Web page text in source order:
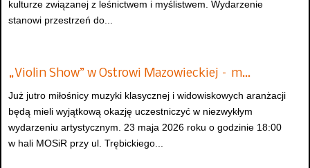
kulturze związanej z leśnictwem i myślistwem. Wydarzenie
stanowi przestrzeń do...
„Violin Show” w Ostrowi Mazowieckiej – m…
Już jutro miłośnicy muzyki klasycznej i widowiskowych aranżacji
będą mieli wyjątkową okazję uczestniczyć w niezwykłym
wydarzeniu artystycznym. 23 maja 2026 roku o godzinie 18:00
w hali MOSiR przy ul. Trębickiego...